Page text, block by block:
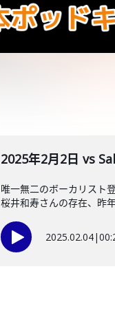
2025年2月2日 vs
唯一無二のボーカリスト
桜井和寿さんの存在、昨
2025.02.04|